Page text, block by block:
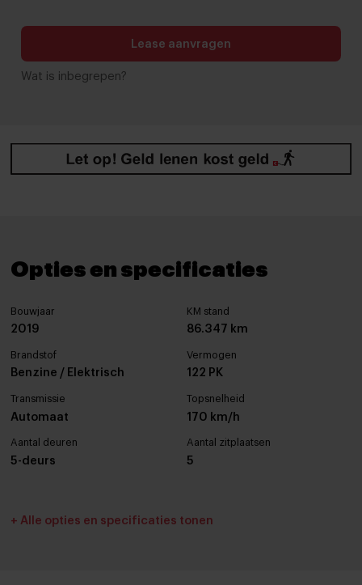
Lease aanvragen
Wat is inbegrepen?
Opties en specificaties
Bouwjaar
2019
KM stand
86.347 km
Brandstof
Benzine / Elektrisch
Vermogen
122 PK
Transmissie
Automaat
Topsnelheid
170 km/h
Aantal deuren
5-deurs
Aantal zitplaatsen
5
Interieurkleur Bekleding
+ Alle opties en specificaties tonen